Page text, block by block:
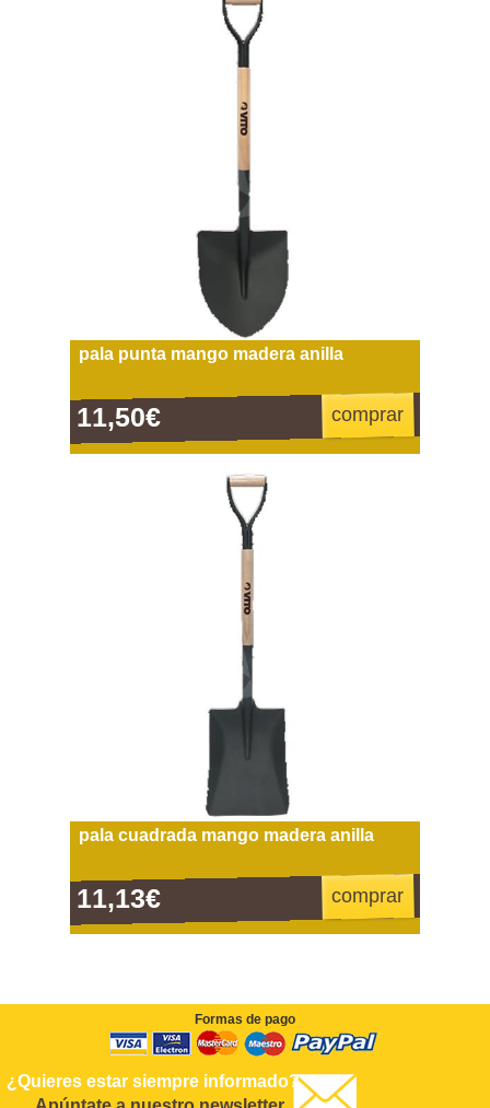
pala punta mango madera anilla
11,50€ comprar
pala cuadrada mango madera anilla
11,13€ comprar
Formas de pago
¿Quieres estar siempre informado?